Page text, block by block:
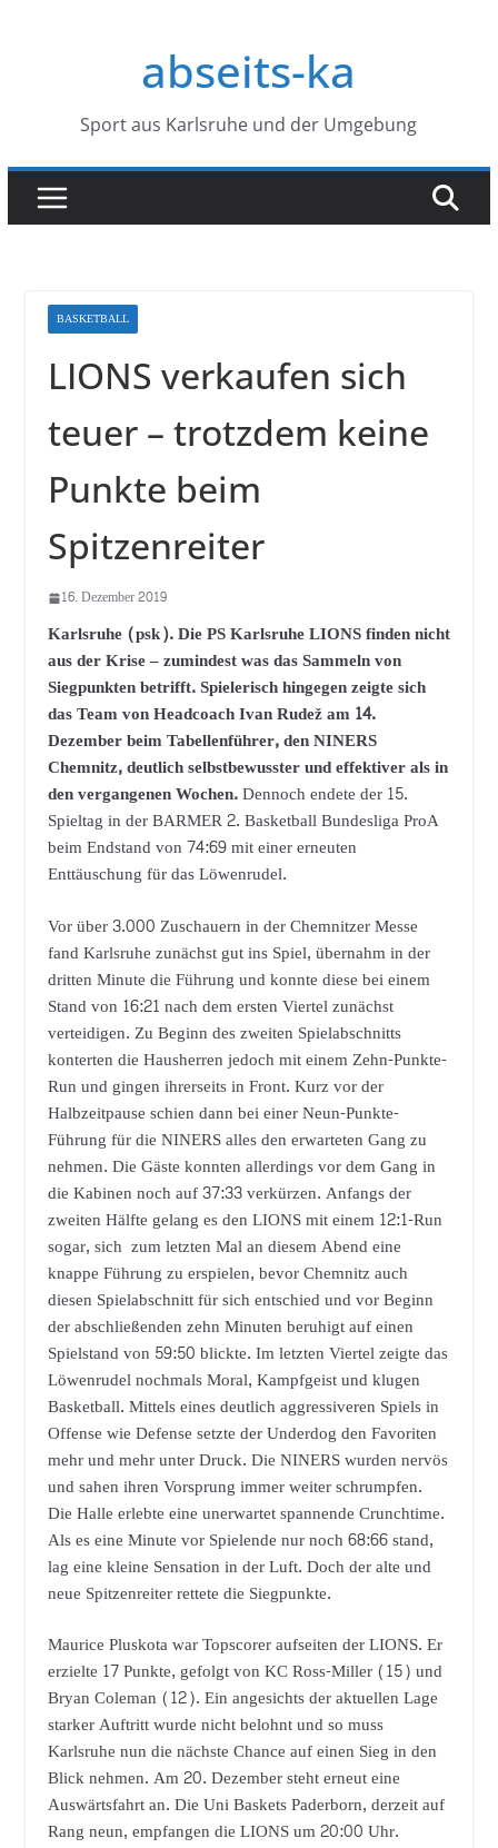
abseits-ka
Sport aus Karlsruhe und der Umgebung
BASKETBALL
LIONS verkaufen sich
teuer – trotzdem keine
Punkte beim
Spitzenreiter
16. Dezember 2019
Karlsruhe (psk). Die PS Karlsruhe LIONS finden nicht
aus der Krise – zumindest was das Sammeln von
Siegpunkten betrifft. Spielerisch hingegen zeigte sich
das Team von Headcoach Ivan Rudež am 14.
Dezember beim Tabellenführer, den NINERS
Chemnitz, deutlich selbstbewusster und effektiver als in
den vergangenen Wochen.Dennoch endete der 15.
Spieltag in der BARMER 2. Basketball Bundesliga ProA
beim Endstand von 74:69 mit einer erneuten
Enttäuschung für das Löwenrudel.
Vor über 3.000 Zuschauern in der Chemnitzer Messe
fand Karlsruhe zunächst gut ins Spiel, übernahm in der
dritten Minute die Führung und konnte diese bei einem
Stand von 16:21 nach dem ersten Viertel zunächst
verteidigen. Zu Beginn des zweiten Spielabschnitts
konterten die Hausherren jedoch mit einem Zehn-Punkte-
Run und gingen ihrerseits in Front. Kurz vor der
Halbzeitpause schien dann bei einer Neun-Punkte-
Führung für die NINERS alles den erwarteten Gang zu
nehmen. Die Gäste konnten allerdings vor dem Gang in
die Kabinen noch auf 37:33 verkürzen. Anfangs der
zweiten Hälfte gelang es den LIONS mit einem 12:1-Run
sogar, sich zum letzten Mal an diesem Abend eine
knappe Führung zu erspielen, bevor Chemnitz auch
diesen Spielabschnitt für sich entschied und vor Beginn
der abschließenden zehn Minuten beruhigt auf einen
Spielstand von 59:50 blickte. Im letzten Viertel zeigte das
Löwenrudel nochmals Moral, Kampfgeist und klugen
Basketball. Mittels eines deutlich aggressiveren Spiels in
Offense wie Defense setzte der Underdog den Favoriten
mehr und mehr unter Druck. Die NINERS wurden nervös
und sahen ihren Vorsprung immer weiter schrumpfen.
Die Halle erlebte eine unerwartet spannende Crunchtime.
Als es eine Minute vor Spielende nur noch 68:66 stand,
lag eine kleine Sensation in der Luft. Doch der alte und
neue Spitzenreiter rettete die Siegpunkte.
Maurice Pluskota war Topscorer aufseiten der LIONS. Er
erzielte 17 Punkte, gefolgt von KC Ross-Miller (15) und
Bryan Coleman (12). Ein angesichts der aktuellen Lage
starker Auftritt wurde nicht belohnt und so muss
Karlsruhe nun die nächste Chance auf einen Sieg in den
Blick nehmen. Am 20. Dezember steht erneut eine
Auswärtsfahrt an. Die Uni Baskets Paderborn, derzeit auf
Rang neun, empfangen die LIONS um 20:00 Uhr.